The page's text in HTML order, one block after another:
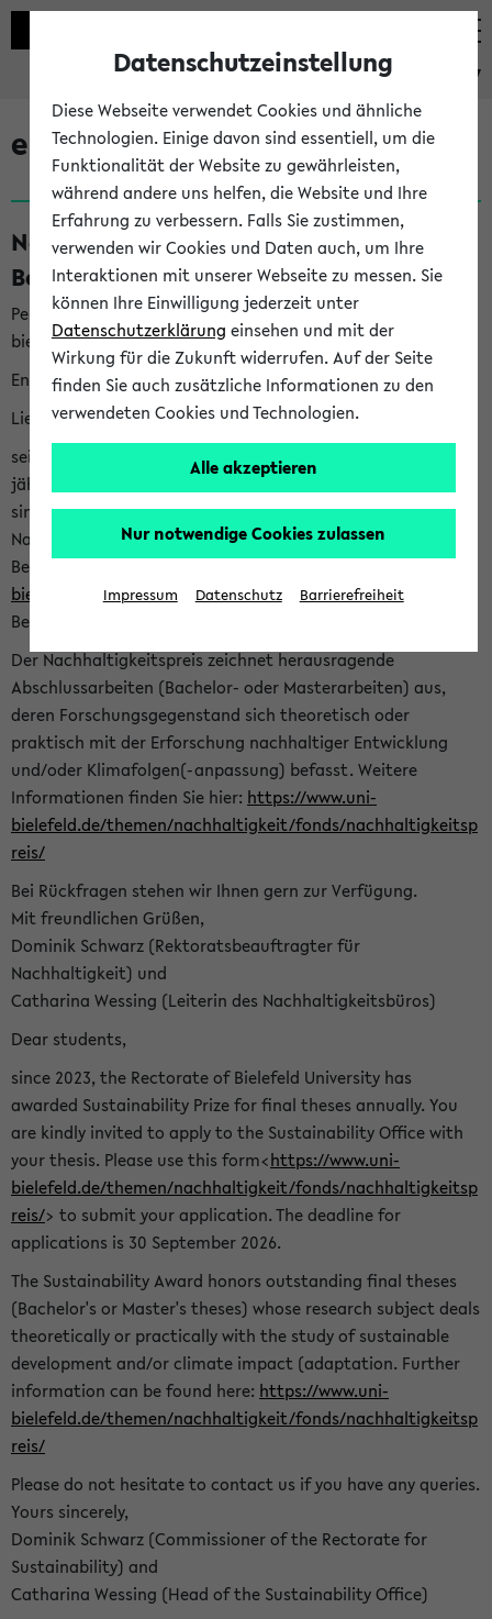
eKVV
eKVV News
Nachhaltigkeitspreis 2026:
Bewerbungsphase gestartet (06.08.26)
Per E-Mail eingestellt von nachhaltigkeitsbuero@uni-
bielefeld.de an den Verteiler 'Alle Studierenden':
English version below
Liebe Studierende,
seit 2023 verleiht das Rektorat der Universität Bielefeld
jährlich den Nachhaltigkeitspreis für Abschlussarbeiten. Sie
sind herzlich eingeladen sich mit Ihrer Abschlussarbeit beim
Nachhaltigkeitsbüro zu bewerben. Bitte nutzen Sie für Ihre
Bewerbung dieses Formular<https://formulare.uni-
bielefeld.de/frontend-server/form/provide/913/>. Die
Bewerbungsfrist endet am 30.09.2026.
Der Nachhaltigkeitspreis zeichnet herausragende
Abschlussarbeiten (Bachelor- oder Masterarbeiten) aus,
deren Forschungsgegenstand sich theoretisch oder
praktisch mit der Erforschung nachhaltiger Entwicklung
und/oder Klimafolgen(-anpassung) befasst. Weitere
Informationen finden Sie hier: https://www.uni-
bielefeld.de/themen/nachhaltigkeit/fonds/nachhaltigkeitsp
reis/
Bei Rückfragen stehen wir Ihnen gern zur Verfügung.
Mit freundlichen Grüßen,
Dominik Schwarz (Rektoratsbeauftragter für
Nachhaltigkeit) und
Catharina Wessing (Leiterin des Nachhaltigkeitsbüros)
Dear students,
since 2023, the Rectorate of Bielefeld University has
awarded Sustainability Prize for final theses annually. You
are kindly invited to apply to the Sustainability Office with
your thesis. Please use this form<https://www.uni-
bielefeld.de/themen/nachhaltigkeit/fonds/nachhaltigkeitsp
reis/> to submit your application. The deadline for
applications is 30 September 2026.
The Sustainability Award honors outstanding final theses
(Bachelor's or Master's theses) whose research subject deals
theoretically or practically with the study of sustainable
development and/or climate impact (adaptation. Further
information can be found here: https://www.uni-
bielefeld.de/themen/nachhaltigkeit/fonds/nachhaltigkeitsp
reis/
Please do not hesitate to contact us if you have any queries.
Yours sincerely,
Dominik Schwarz (Commissioner of the Rectorate for
Sustainability) and
Catharina Wessing (Head of the Sustainability Office)
Datenschutzeinstellung
Diese Webseite verwendet Cookies und ähnliche
Technologien. Einige davon sind essentiell, um die
Funktionalität der Website zu gewährleisten,
während andere uns helfen, die Website und Ihre
Erfahrung zu verbessern. Falls Sie zustimmen,
verwenden wir Cookies und Daten auch, um Ihre
Interaktionen mit unserer Webseite zu messen. Sie
können Ihre Einwilligung jederzeit unter
Datenschutzerklärung einsehen und mit der
Wirkung für die Zukunft widerrufen. Auf der Seite
finden Sie auch zusätzliche Informationen zu den
verwendeten Cookies und Technologien.
Alle akzeptieren
Nur notwendige Cookies zulassen
Impressum Datenschutz Barrierefreiheit